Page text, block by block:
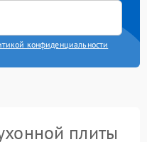
конфиденциальности
плиты